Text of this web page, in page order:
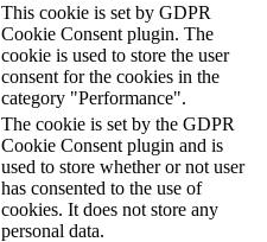
This cookie is set by GDPR
Cookie Consent plugin. The
cookie is used to store the user
consent for the cookies in the
category "Performance".
The cookie is set by the GDPR
Cookie Consent plugin and is
used to store whether or not user
has consented to the use of
cookies. It does not store any
personal data.